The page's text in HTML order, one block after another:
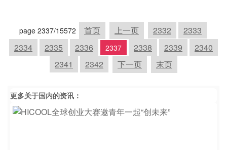
page 2337/15572 首页 上一页 2332
2333
2334
2335 2336 2337 2338 2339
2340
2341
2342 下一页 末页
更多关于国内的资讯：